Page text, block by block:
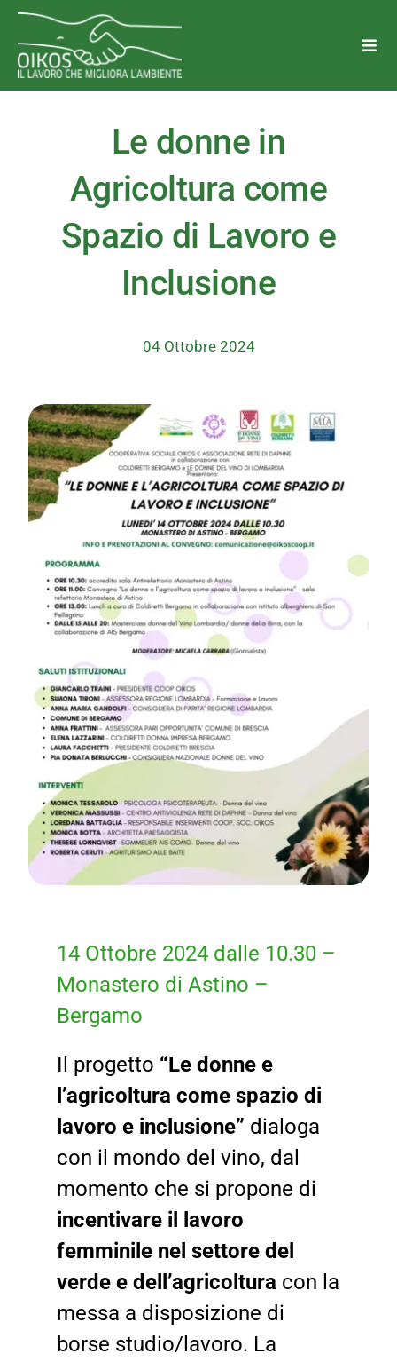
Salta
contenuto
Perchè Oikos
Trasparenza
Diventa Socio o Volontario
News
Contatti
Le donne in
Agricoltura come
Spazio di Lavoro e
Inclusione
04 Ottobre 2024
14 Ottobre 2024 dalle 10.30 –
Monastero di Astino –
Bergamo
Il progetto “Le donne e
l’agricoltura come spazio di
lavoro e inclusione” dialoga
con il mondo del vino, dal
momento che si propone di
incentivare il lavoro
femminile nel settore del
verde e dell’agricoltura con la
messa a disposizione di
borse studio/lavoro. La